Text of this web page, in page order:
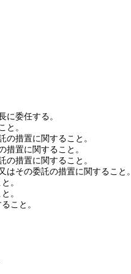
に委任する。
と。
措置に関すること。
置に関すること。
措置に関すること。
その委託の措置に関すること。
。
。
こと。